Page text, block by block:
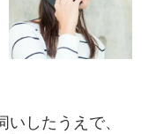
したうえで、